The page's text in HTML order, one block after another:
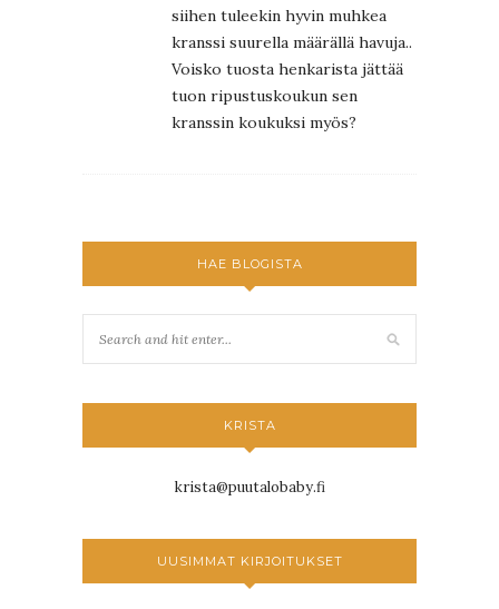
siihen tuleekin hyvin muhkea
kranssi suurella määrällä havuja..
Voisko tuosta henkarista jättää
tuon ripustuskoukun sen
kranssin koukuksi myös?
HAE BLOGISTA
KRISTA
krista@puutalobaby.fi
UUSIMMAT KIRJOITUKSET